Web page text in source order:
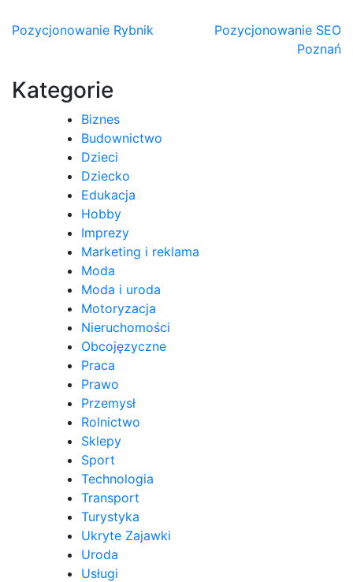
Nawigacja
Pozycjonowanie Rybnik
Pozycjonowanie SEO
Poznań
Kategorie
Biznes
Budownictwo
Dzieci
Dziecko
Edukacja
Hobby
Imprezy
Marketing i reklama
Moda
Moda i uroda
Motoryzacja
Nieruchomości
Obcojęzyczne
Praca
Prawo
Przemysł
Rolnictwo
Sklepy
Sport
Technologia
Transport
Turystyka
Ukryte Zajawki
Uroda
Usługi